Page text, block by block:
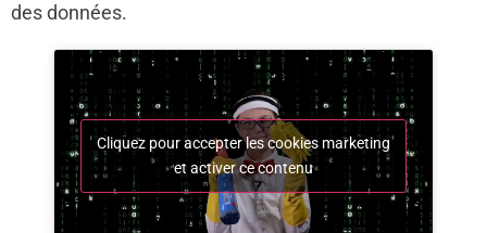
des données.
Cliquez pour accepter les cookies marketing
et activer ce contenu